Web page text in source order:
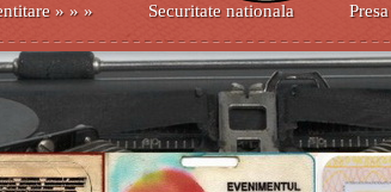
» » » Securitate nationala Presa